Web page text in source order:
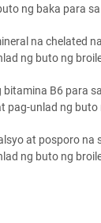
ng baka para
na chelated
ng buto ng
bitamina B6 para
pag-unlad ng buto
at posporo na
ng buto ng